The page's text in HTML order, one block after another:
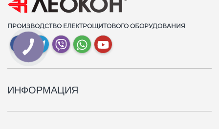
ПРОИЗВОДСТВО ЕЛЕКТРОЩИТОВОГО ОБОРУДОВАНИЯ
ИНФОРМАЦИЯ